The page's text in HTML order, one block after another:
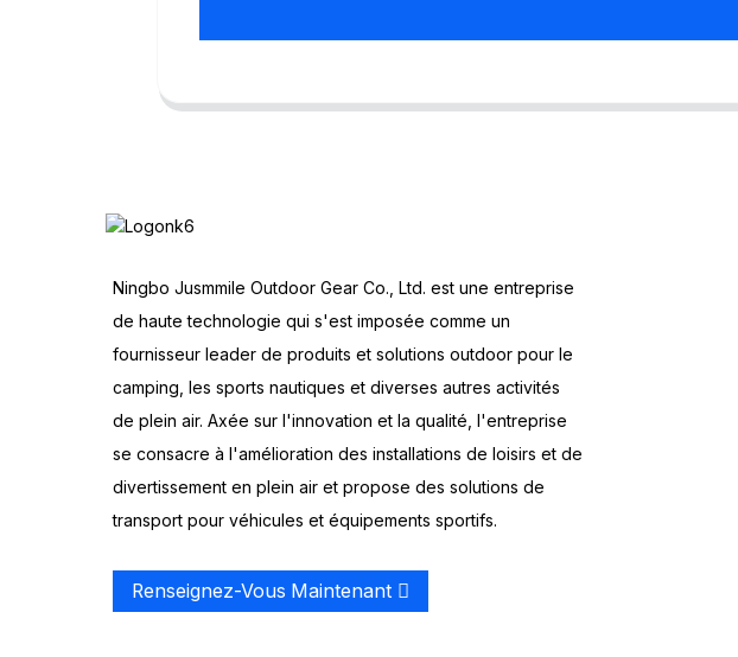
Ningbo Jusmmile Outdoor Gear Co., Ltd. est une entreprise
de haute technologie qui s'est imposée comme un
fournisseur leader de produits et solutions outdoor pour le
camping, les sports nautiques et diverses autres activités
de plein air. Axée sur l'innovation et la qualité, l'entreprise
se consacre à l'amélioration des installations de loisirs et de
divertissement en plein air et propose des solutions de
transport pour véhicules et équipements sportifs.
Renseignez-Vous Maintenant